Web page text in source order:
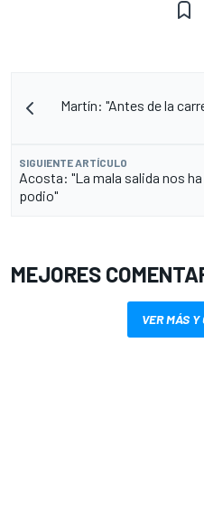
Martín: "Antes de la
SIGUIENTE ARTÍCULO
Acosta: "La mala salida nos
podio"
MEJORES
VER MÁS Y